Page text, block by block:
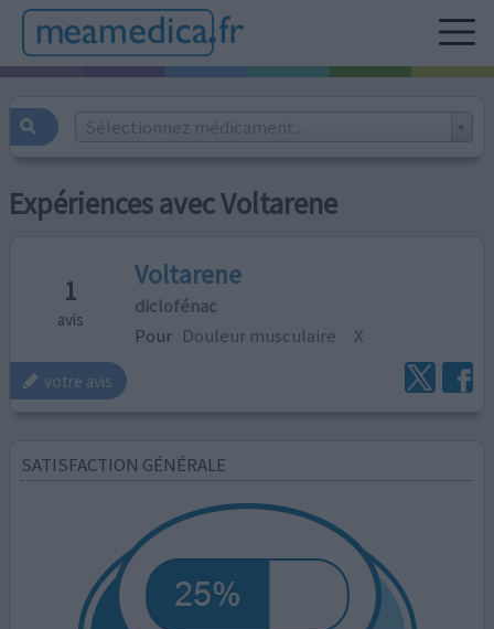
Sélectionnez médicament...
Expériences avec Voltarene
1
avis
Voltarene
diclofénac
Pour Douleur musculaire X
votre avis
SATISFACTION GÉNÉRALE